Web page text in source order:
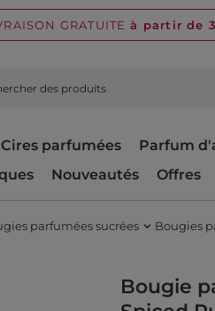
GRATUITE à partir de
Cires parfumées Parfum
Nouveautés Offres
parfumées sucrées
Bougies
Bougie